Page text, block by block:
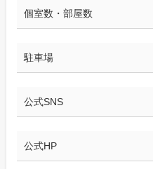
個室数・部屋数
駐車場
公式SNS
公式HP